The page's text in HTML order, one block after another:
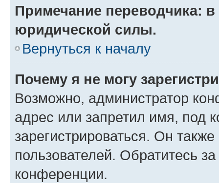
Примечание переводчика:
юридической силы.
Вернуться к началу
Почему я не могу
Возможно, администратор
адрес или запретил имя, под
зарегистрироваться. Он
пользователей. Обратитесь
конференции.